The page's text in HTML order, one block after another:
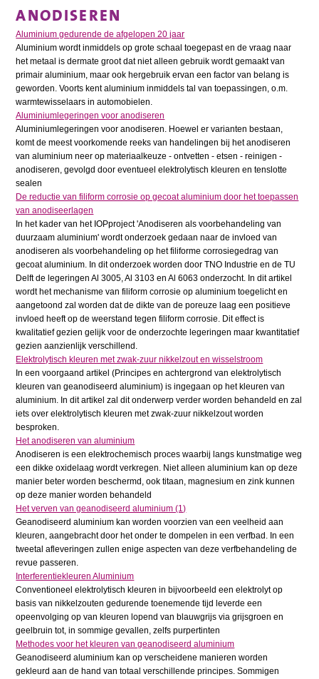
ANODISEREN
Aluminium gedurende de afgelopen 20 jaar
Aluminium wordt inmiddels op grote schaal toegepast en de vraag naar
het metaal is dermate groot dat niet alleen gebruik wordt gemaakt van
primair aluminium, maar ook hergebruik ervan een factor van belang is
geworden. Voorts kent aluminium inmiddels tal van toepassingen, o.m.
warmtewisselaars in automobielen.
Aluminiumlegeringen voor anodiseren
Aluminiumlegeringen voor anodiseren. Hoewel er varianten bestaan,
komt de meest voorkomende reeks van handelingen bij het anodiseren
van aluminium neer op materiaalkeuze - ontvetten - etsen - reinigen -
anodiseren, gevolgd door eventueel elektrolytisch kleuren en tenslotte
sealen
De reductie van filiform corrosie op gecoat aluminium door het toepassen
van anodiseerlagen
In het kader van het IOPproject 'Anodiseren als voorbehandeling van
duurzaam aluminium' wordt onderzoek gedaan naar de invloed van
anodiseren als voorbehandeling op het filiforme corrosiegedrag van
gecoat aluminium. In dit onderzoek worden door TNO Industrie en de TU
Delft de legeringen Al 3005, Al 3103 en Al 6063 onderzocht. In dit artikel
wordt het mechanisme van filiform corrosie op aluminium toegelicht en
aangetoond zal worden dat de dikte van de poreuze laag een positieve
invloed heeft op de weerstand tegen filiform corrosie. Dit effect is
kwalitatief gezien gelijk voor de onderzochte legeringen maar kwantitatief
gezien aanzienlijk verschillend.
Elektrolytisch kleuren met zwak-zuur nikkelzout en wisselstroom
In een voorgaand artikel (Principes en achtergrond van elektrolytisch
kleuren van geanodiseerd aluminium) is ingegaan op het kleuren van
aluminium. In dit artikel zal dit onderwerp verder worden behandeld en zal
iets over elektrolytisch kleuren met zwak-zuur nikkelzout worden
besproken.
Het anodiseren van aluminium
Anodiseren is een elektrochemisch proces waarbij langs kunstmatige weg
een dikke oxidelaag wordt verkregen. Niet alleen aluminium kan op deze
manier beter worden beschermd, ook titaan, magnesium en zink kunnen
op deze manier worden behandeld
Het verven van geanodiseerd aluminium (1)
Geanodiseerd aluminium kan worden voorzien van een veelheid aan
kleuren, aangebracht door het onder te dompelen in een verfbad. In een
tweetal afleveringen zullen enige aspecten van deze verfbehandeling de
revue passeren.
Interferentiekleuren Aluminium
Conventioneel elektrolytisch kleuren in bijvoorbeeld een elektrolyt op
basis van nikkelzouten gedurende toenemende tijd leverde een
opeenvolging op van kleuren lopend van blauwgrijs via grijsgroen en
geelbruin tot, in sommige gevallen, zelfs purpertinten
Methodes voor het kleuren van geanodiseerd aluminium
Geanodiseerd aluminium kan op verscheidene manieren worden
gekleurd aan de hand van totaal verschillende principes. Sommigen